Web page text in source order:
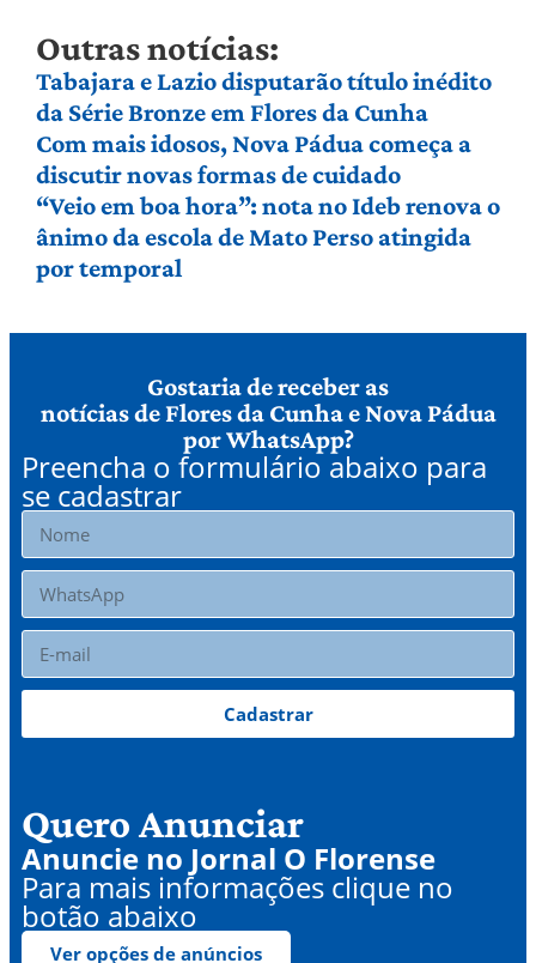
Outras notícias:
Tabajara e Lazio disputarão título inédito
da Série Bronze em Flores da Cunha
Com mais idosos, Nova Pádua começa a
discutir novas formas de cuidado
“Veio em boa hora”: nota no Ideb renova o
ânimo da escola de Mato Perso atingida
por temporal
Gostaria de receber as
notícias de Flores da Cunha e Nova Pádua
por WhatsApp?
Preencha o formulário abaixo para
se cadastrar
Cadastrar
Quero Anunciar
Anuncie no Jornal O Florense
Para mais informações clique no
botão abaixo
Ver opções de anúncios